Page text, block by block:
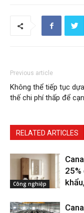
Previous article
Không thể tiếp tục
thế chi phí thấp để
RELATED ARTICLES
Công nghiệp